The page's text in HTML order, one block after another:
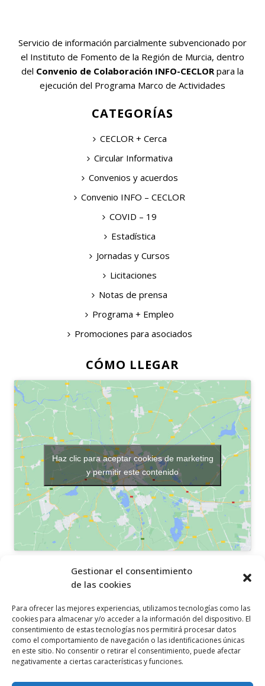
Gestionar el consentimiento
de las cookies
Para ofrecer las mejores experiencias, utilizamos tecnologías como las
cookies para almacenar y/o acceder a la información del dispositivo. El
consentimiento de estas tecnologías nos permitirá procesar datos
como el comportamiento de navegación o las identificaciones únicas
en este sitio. No consentir o retirar el consentimiento, puede afectar
negativamente a ciertas características y funciones.
Servicio de información parcialmente subvencionado por
el Instituto de Fomento de la Región de Murcia, dentro
del Convenio de Colaboración INFO-CECLOR para la
ejecución del Programa Marco de Actividades
CATEGORÍAS
CECLOR + Cerca
Circular Informativa
Convenios y acuerdos
Convenio INFO – CECLOR
COVID – 19
Estadística
Jornadas y Cursos
Licitaciones
Notas de prensa
Programa + Empleo
Promociones para asociados
CÓMO LLEGAR
Haz clic para aceptar cookies de marketing
y permitir este contenido
OTROS ENLACES
Política de cookies
Aviso legal
Canal ético
SÍGUENOS EN